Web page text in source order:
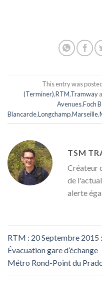
This entry was
(Terminer),RTM,Tramway
Avenues,Foch
Blancarde,Longchamp,Marseille,
TSM
Créateur
de
alerte
RTM : 20 Septembre 2015 :
Évacuation gare d’échange
Métro Rond-Point du